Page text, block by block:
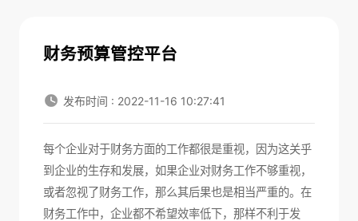
财务预算管控平台
发布时间 : 2022-11-16 10:27:41
每个企业对于财务方面的工作都很是重视，因为这关乎
到企业的生存和发展，如果企业对财务工作不够重视，
或者忽视了财务工作，那么其后果也是相当严重的。在
财务工作中，企业都不希望效率低下，那样不利于发